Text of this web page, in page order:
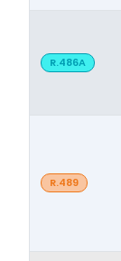
R.486A
R.489